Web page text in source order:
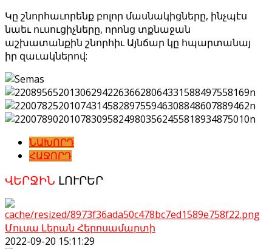
Կը շնորհաւորենք բոլոր մասնակիցները, ինչպէս
նաեւ ուսուցիչները, որոնց տքնաջան
աշխատանքին շնորհիւ Այնճար կը հպարտանայ
իր զաւակներով:
ՆԱԽՈՐԴ
ՀԱՋՈՐԴ
ՎԵՐՋԻՆ ԼՈՒՐԵՐ
Մուսա Լերան Հերոսամարտի
2022-09-20 15:11:29